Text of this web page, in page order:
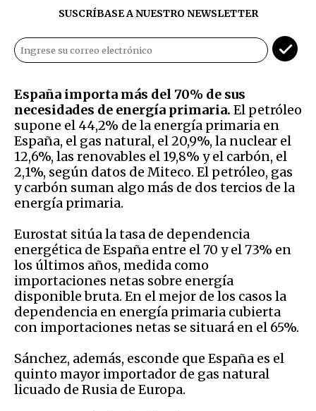
SUSCRÍBASE A NUESTRO NEWSLETTER
España importa más del 70% de sus
necesidades de energía primaria. El petróleo
supone el 44,2% de la energía primaria en
España, el gas natural, el 20,9%, la nuclear el
12,6%, las renovables el 19,8% y el carbón, el
2,1%, según datos de Miteco. El petróleo, gas
y carbón suman algo más de dos tercios de la
energía primaria.
Eurostat sitúa la tasa de dependencia
energética de España entre el 70 y el 73% en
los últimos años, medida como
importaciones netas sobre energía
disponible bruta. En el mejor de los casos la
dependencia en energía primaria cubierta
con importaciones netas se situará en el 65%.
Sánchez, además, esconde que España es el
quinto mayor importador de gas natural
licuado de Rusia de Europa.